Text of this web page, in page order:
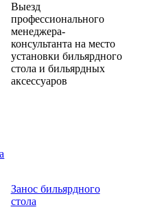
Выезд
профессионального
менеджера-
консультанта на место
установки бильярдного
стола и бильярдных
аксессуаров
Занос бильярдного
стола